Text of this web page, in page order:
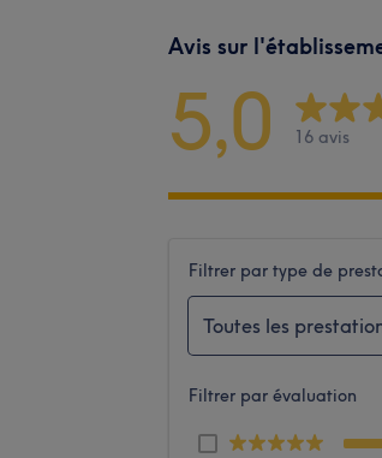
Avis sur
5,0 16 avis
Filtrer par type de
Toutes les
Filtrer par évaluation